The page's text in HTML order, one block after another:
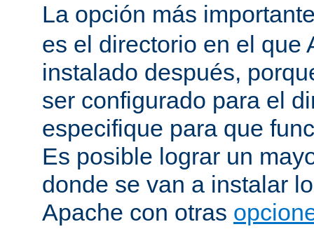
La opción más
es el directorio en el que
instalado después,
ser configurado para el
especifique para que
Es posible lograr un
donde se van a instalar
Apache con otras